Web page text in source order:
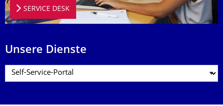
SERVICE DESK
Unsere Dienste